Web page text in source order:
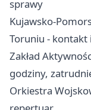
sprawy
Kujawsko-
Toruniu - kontakt
Zakład
godziny,
Orkiestra